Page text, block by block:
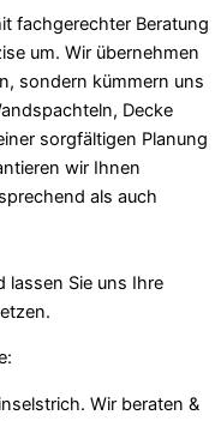
fachgerechter Beratung
um. Wir übernehmen
sondern kümmern uns
Decke
sorgfältigen Planung
wir Ihnen
als auch
lassen Sie uns Ihre
Wir beraten &